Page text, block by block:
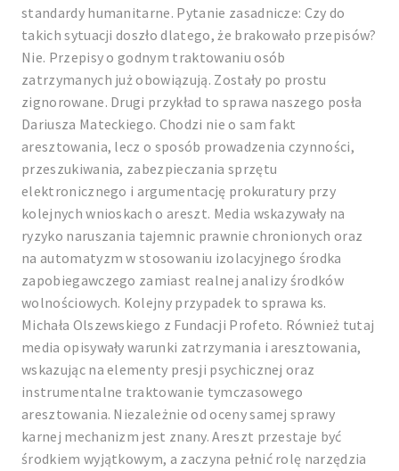
standardy humanitarne. Pytanie zasadnicze: Czy do
takich sytuacji doszło dlatego, że brakowało przepisów?
Nie. Przepisy o godnym traktowaniu osób
zatrzymanych już obowiązują. Zostały po prostu
zignorowane. Drugi przykład to sprawa naszego posła
Dariusza Mateckiego. Chodzi nie o sam fakt
aresztowania, lecz o sposób prowadzenia czynności,
przeszukiwania, zabezpieczania sprzętu
elektronicznego i argumentację prokuratury przy
kolejnych wnioskach o areszt. Media wskazywały na
ryzyko naruszania tajemnic prawnie chronionych oraz
na automatyzm w stosowaniu izolacyjnego środka
zapobiegawczego zamiast realnej analizy środków
wolnościowych. Kolejny przypadek to sprawa ks.
Michała Olszewskiego z Fundacji Profeto. Również tutaj
media opisywały warunki zatrzymania i aresztowania,
wskazując na elementy presji psychicznej oraz
instrumentalne traktowanie tymczasowego
aresztowania. Niezależnie od oceny samej sprawy
karnej mechanizm jest znany. Areszt przestaje być
środkiem wyjątkowym, a zaczyna pełnić rolę narzędzia